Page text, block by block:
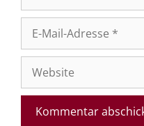
Mail-
Adresse
Website